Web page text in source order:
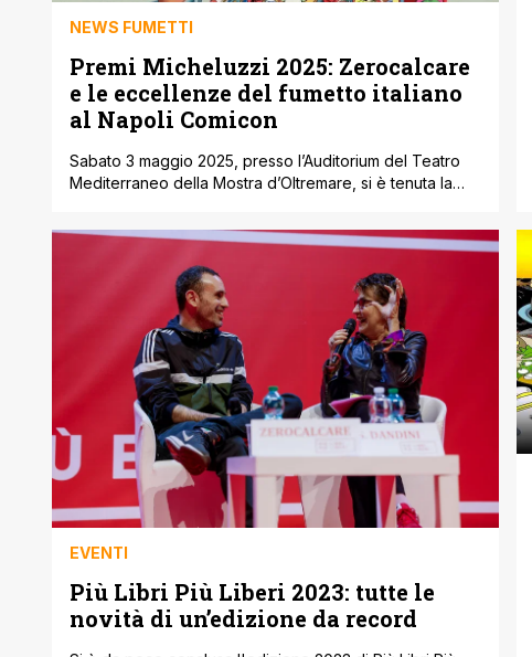
NEWS FUMETTI
Premi Micheluzzi 2025: Zerocalcare
e le eccellenze del fumetto italiano
al Napoli Comicon
Sabato 3 maggio 2025, presso l’Auditorium del Teatro
Mediterraneo della Mostra d’Oltremare, si è tenuta la
edizione del Napoli Comicon. I premi, assegnati da una
giuria presieduta dalla fumettista Teresa Radice e
composta da personalità come Gianluca Fru, Francesca
Michielin, Ghemon e Alessandra Roncato, hanno messo
EVENTI
Più Libri Più Liberi 2023: tutte le
novità di un’edizione da record